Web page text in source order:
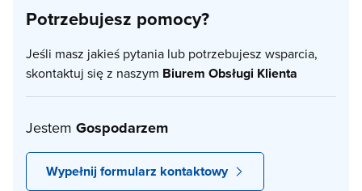
Potrzebujesz pomocy?
Jeśli masz jakieś pytania lub potrzebujesz wsparcia,
skontaktuj się z naszym Biurem Obsługi Klienta
Jestem Gospodarzem
Wypełnij formularz kontaktowy